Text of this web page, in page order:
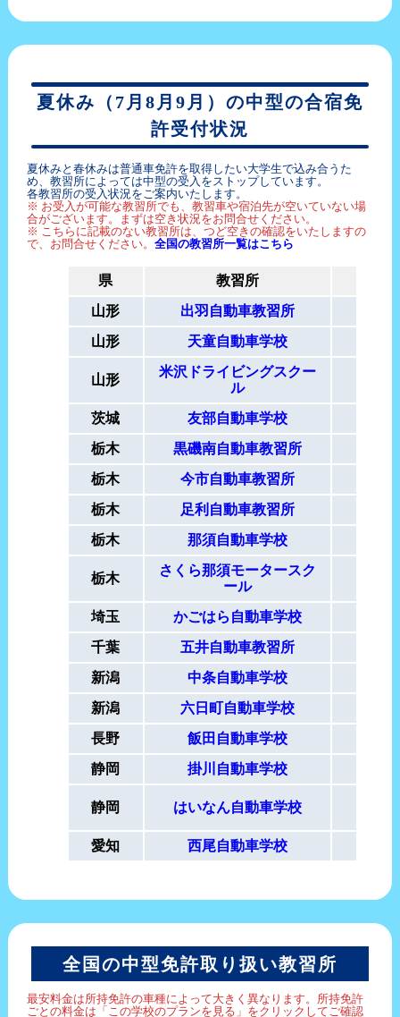
夏休み（7月8月9月）の中型の合宿免
許受付状況
夏休みと春休みは普通車免許を取得したい大学生で込み合うた
め、教習所によっては中型の受入をストップしています。
各教習所の受入状況をご案内いたします。
※ お受入が可能な教習所でも、教習車や宿泊先が空いていない場
合がございます。まずは空き状況をお問合せください。
※ こちらに記載のない教習所は、つど空きの確認をいたしますの
で、お問合せください。 全国の教習所一覧はこちら
県 教習所
山形
出羽自動車教習所
山形
天童自動車学校
山形
米沢ドライビングスクー
ル
茨城 友部自動車学校
栃木
黒磯南自動車教習所
栃木
今市自動車教習所
栃木
足利自動車教習所
栃木
那須自動車学校
栃木
さくら那須モータースク
ール
埼玉 かごはら自動車学校
千葉
五井自動車教習所
新潟
中条自動車学校
新潟
六日町自動車学校
長野
飯田自動車学校
静岡
掛川自動車学校
静岡 はいなん自動車学校
愛知
西尾自動車学校
全国の中型免許取り扱い教習所
最安料金は所持免許の車種によって大きく異なります。所持免許
ごとの料金は「この学校のプランを見る」をクリックしてご確認